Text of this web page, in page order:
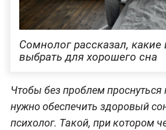
Сомнолог рассказал,
выбрать для хорошего сна
Чтобы без проблем проснуться
нужно обеспечить здоровый
психолог. Такой, при котором